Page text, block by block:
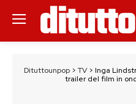
Dituttounpop> TV> Inga
trailer del film in